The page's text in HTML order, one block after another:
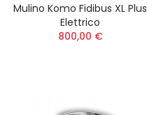
Mulino Komo Fidibus XL Plus
Elettrico
800,00 €